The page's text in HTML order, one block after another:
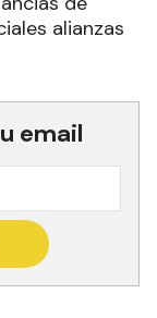
alianzas
email